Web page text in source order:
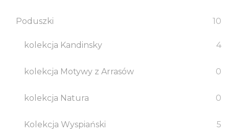
Poduszki 10
kolekcja Kandinsky 4
kolekcja Motywy z Arrasów 0
kolekcja Natura 0
Kolekcja Wyspiański 5